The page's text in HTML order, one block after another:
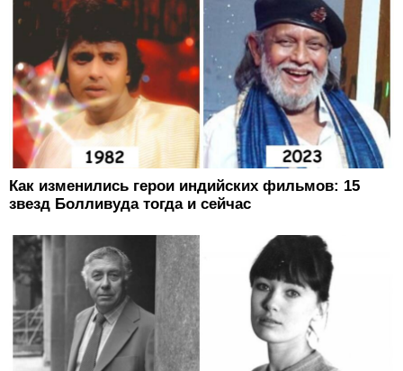
Как изменились герои индийских фильмов: 15
звезд Болливуда тогда и сейчас